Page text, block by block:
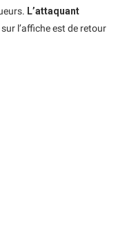
L’attaquant
sur l’affiche est de retour